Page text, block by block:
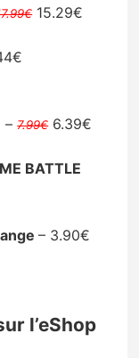
15.29€
–7.99€6.39€
BATTLE
– 3.90€
l’eShop